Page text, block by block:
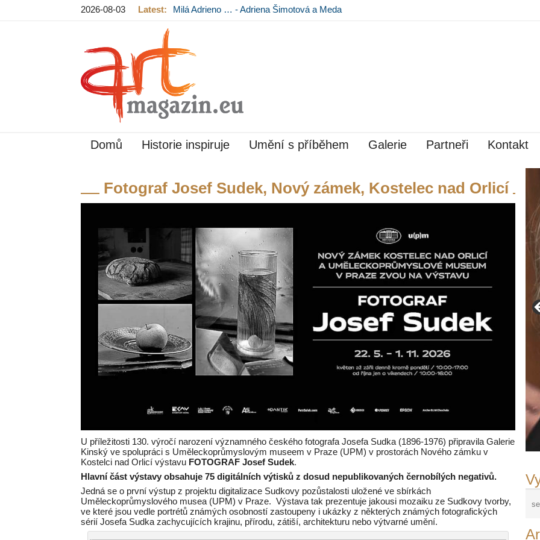
2026-08-03 Latest:
Milá Adrieno … - Adriena Šimotová a Meda
Domů Historie inspiruje Umění s příběhem Galerie Partneři Kontakt
Fotograf Josef Sudek, Nový zámek, Kostelec nad Orlicí
U příležitosti 130. výročí narození významného českého fotografa Josefa Sudka (1896-1976) připravila Galerie
Kinský ve spolupráci s Uměleckoprůmyslovým museem v Praze (UPM) v prostorách Nového zámku v
Kostelci nad Orlicí výstavu FOTOGRAF Josef Sudek.
Hlavní část výstavy obsahuje 75 digitálních výtisků z dosud nepublikovaných černobílých negativů.
Jedná se o první výstup z projektu digitalizace Sudkovy pozůstalosti uložené ve sbírkách
Uměleckoprůmyslového musea (UPM) v Praze. Výstava tak prezentuje jakousi mozaiku ze Sudkovy tvorby,
ve které jsou vedle portrétů známých osobností zastoupeny i ukázky z některých známých fotografických
sérií Josefa Sudka zachycujících krajinu, přírodu, zátiší, architekturu nebo výtvarné umění.